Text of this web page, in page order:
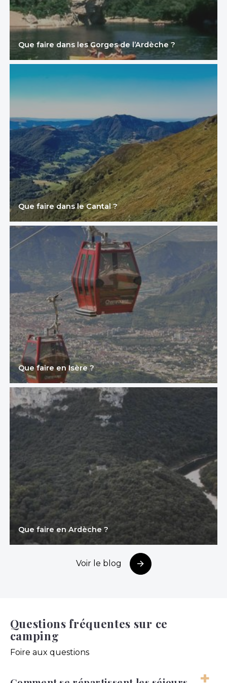
Que faire dans les Gorges de l’Ardèche ?
Que faire dans le Cantal ?
Que faire en Isère ?
Que faire en Ardèche ?
Voir le blog
Questions fréquentes sur ce
camping
Foire aux questions